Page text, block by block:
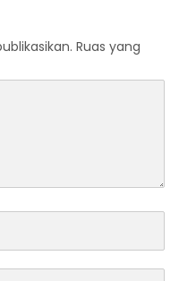
Ruas yang